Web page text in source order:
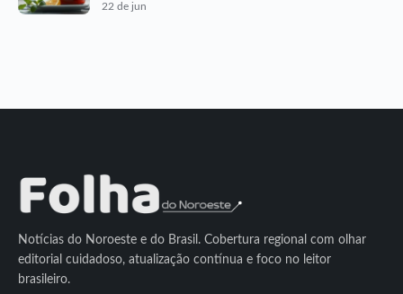
22 de jun
Notícias do Noroeste e do Brasil. Cobertura regional com olhar
editorial cuidadoso, atualização contínua e foco no leitor
brasileiro.